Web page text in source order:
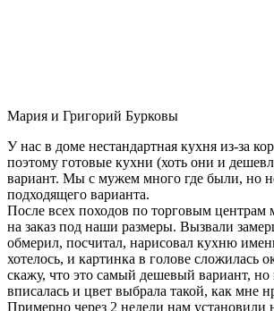
Мария и Григорий Бурковы
У нас в доме нестандартная кухня из-за
поэтому готовые кухни (хоть они и
вариант. Мы с мужем много где были, но
подходящего варианта.
После всех походов по торговым центрам
на заказ под наши размеры. Вызвали
обмерил, посчитал, нарисовал кухню
хотелось, и картинка в голове сложилась
скажу, что это самый дешевый вариант, но
вписалась и цвет выбрала такой, как мне
Примерно через 2 недели нам